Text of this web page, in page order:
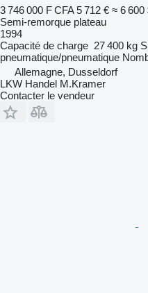
3 746 000 F CFA 5 712 € ≈ 6 600
Semi-remorque plateau
1994
Capacité de charge 27 400 kg
pneumatique/pneumatique
Allemagne, Dusseldorf
LKW Handel M.Kramer
Contacter le vendeur